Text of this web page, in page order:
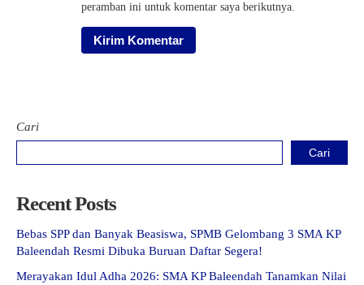
peramban ini untuk komentar saya berikutnya.
Cari
Cari
Recent Posts
Bebas SPP dan Banyak Beasiswa, SPMB Gelombang 3 SMA KP
Baleendah Resmi Dibuka Buruan Daftar Segera!
Merayakan Idul Adha 2026: SMA KP Baleendah Tanamkan Nilai